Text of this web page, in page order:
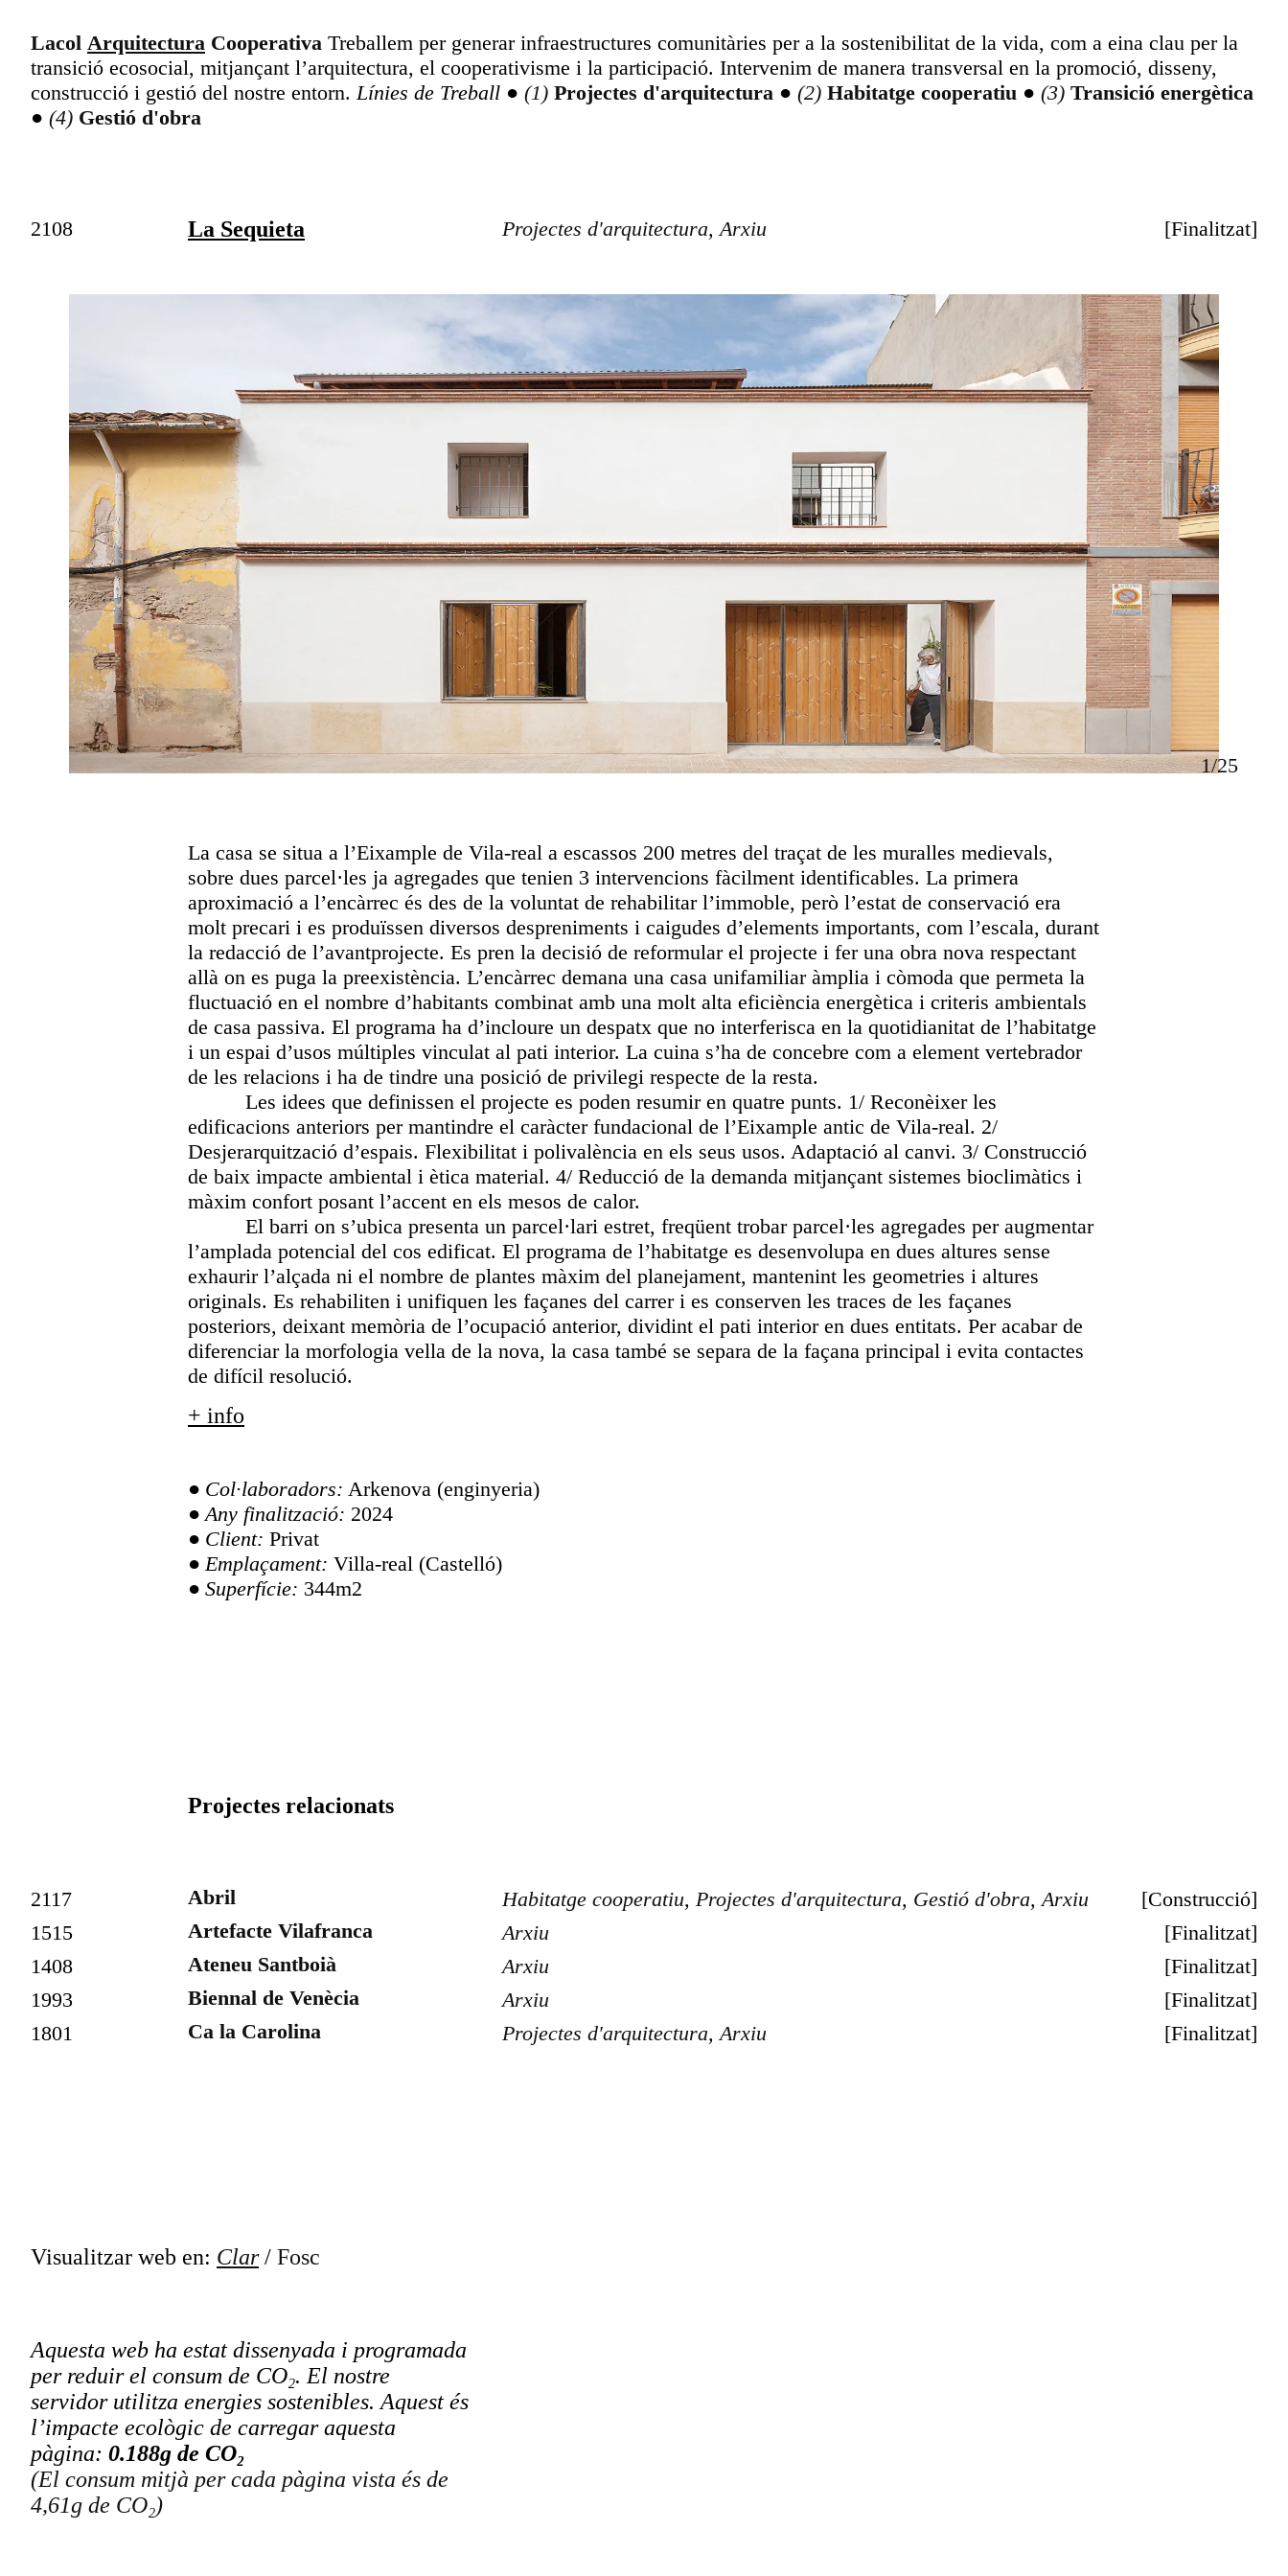
Lacol Arquitectura Cooperativa Treballem per generar infraestructures comunitàries per a la sostenibilitat de la vida, com a eina clau per la
transició ecosocial, mitjançant l’arquitectura, el cooperativisme i la participació. Intervenim de manera transversal en la promoció, disseny,
construcció i gestió del nostre entorn. Línies de Treball ● Projectes d'arquitectura ● Habitatge cooperatiu ●
Transició energètica
●
Gestió d'obra
2108 La Sequieta Projectes d'arquitectura,Arxiu [Finalitzat]
1/25
La casa se situa a l’Eixample de Vila-real a escassos 200 metres del traçat de les muralles medievals,
sobre dues parcel·les ja agregades que tenien 3 intervencions fàcilment identificables. La primera
aproximació a l’encàrrec és des de la voluntat de rehabilitar l’immoble, però l’estat de conservació era
molt precari i es produïssen diversos despreniments i caigudes d’elements importants, com l’escala, durant
la redacció de l’avantprojecte. Es pren la decisió de reformular el projecte i fer una obra nova respectant
allà on es puga la preexistència. L’encàrrec demana una casa unifamiliar àmplia i còmoda que permeta la
fluctuació en el nombre d’habitants combinat amb una molt alta eficiència energètica i criteris ambientals
de casa passiva. El programa ha d’incloure un despatx que no interferisca en la quotidianitat de l’habitatge
i un espai d’usos múltiples vinculat al pati interior. La cuina s’ha de concebre com a element vertebrador
de les relacions i ha de tindre una posició de privilegi respecte de la resta.
Les idees que definissen el projecte es poden resumir en quatre punts. 1/ Reconèixer les
edificacions anteriors per mantindre el caràcter fundacional de l’Eixample antic de Vila-real. 2/
Desjerarquització d’espais. Flexibilitat i polivalència en els seus usos. Adaptació al canvi. 3/ Construcció
de baix impacte ambiental i ètica material. 4/ Reducció de la demanda mitjançant sistemes bioclimàtics i
màxim confort posant l’accent en els mesos de calor.
El barri on s’ubica presenta un parcel·lari estret, freqüent trobar parcel·les agregades per augmentar
l’amplada potencial del cos edificat. El programa de l’habitatge es desenvolupa en dues altures sense
exhaurir l’alçada ni el nombre de plantes màxim del planejament, mantenint les geometries i altures
originals. Es rehabiliten i unifiquen les façanes del carrer i es conserven les traces de les façanes
posteriors, deixant memòria de l’ocupació anterior, dividint el pati interior en dues entitats. Per acabar de
diferenciar la morfologia vella de la nova, la casa també se separa de la façana principal i evita contactes
de difícil resolució.
+ info
Col·laboradors: Arkenova (enginyeria)
Any finalització: 2024
Client: Privat
Emplaçament: Villa-real (Castelló)
Superfície: 344m2
Projectes relacionats
2117 Abril Habitatge cooperatiu, Projectes d'arquitectura, Gestió d'obra,Arxiu [Construcció]
1515
Artefacte Vilafranca Arxiu [Finalitzat]
1408
Ateneu Santboià Arxiu [Finalitzat]
1993
Biennal de Venècia Arxiu [Finalitzat]
1801
Ca la Carolina Projectes d'arquitectura,Arxiu [Finalitzat]
Visualitzar web en: Clar/ Fosc
Aquesta web ha estat dissenyada i programada
per reduir el consum de CO₂. El nostre
servidor utilitza energies sostenibles. Aquest és
l’impacte ecològic de carregar aquesta
pàgina: 0.188g de CO₂
(El consum mitjà per cada pàgina vista és de
4,61g de CO₂)